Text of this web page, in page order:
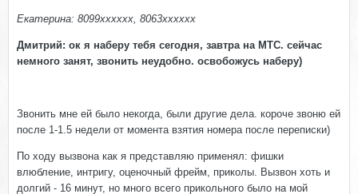
Екатерина: 8099хххххх, 8063хххххх
Дмитрий: ок я наберу тебя сегодня, завтра на МТС. сейчас
немного занят, звонить неудобно. освобожусь наберу)
Звонить мне ей было некогда, были другие дела. короче звоню ей
после 1-1.5 недели от момента взятия номера после переписки)
По ходу вызвона как я представляю применял: фишки
влюбление, интригу, оценочный фрейм, приколы. Вызвон хоть и
долгий - 16 минут, но много всего прикольного было на мой